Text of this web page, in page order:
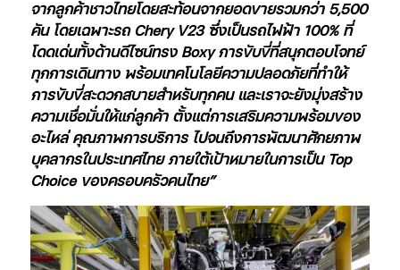
จากลูกค้าชาวไทยโดยสะท้อนจากยอดขายรวมกว่า 5,500
คัน โดยเฉพาะรถ Chery V23 ซึ่งเป็นรถไฟฟ้า 100% ที่
โดดเด่นทั้งด้านดีไซน์ทรง Boxy การขับขี่ที่สนุกตอบโจทย์
ทุกการเดินทาง พร้อมเทคโนโลยีความปลอดภัยที่ทำให้
การขับขี่สะดวกสบายสำหรับทุกคน และเราจะยังมุ่งสร้าง
ความเชื่อมั่นให้แก่ลูกค้า ตั้งแต่การเสริมความพร้อมของ
อะไหล่ คุณภาพการบริการ ไปจนถึงการพัฒนาศักยภาพ
บุคลากรในประเทศไทย ภายใต้เป้าหมายในการเป็น Top
Choice ของครอบครัวคนไทย”